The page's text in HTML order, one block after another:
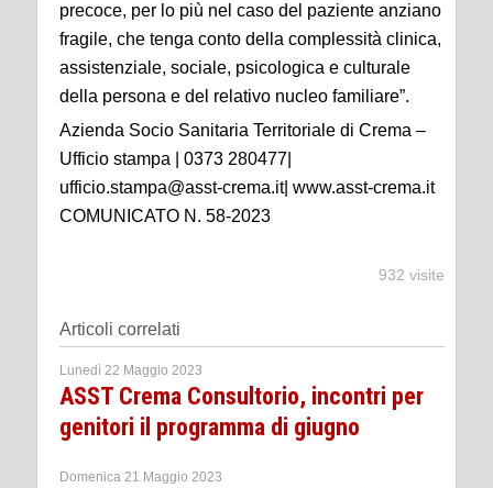
precoce, per lo più nel caso del paziente anziano
fragile, che tenga conto della complessità clinica,
assistenziale, sociale, psicologica e culturale
della persona e del relativo nucleo familiare”.
Azienda Socio Sanitaria Territoriale di Crema –
Ufficio stampa | 0373 280477|
ufficio.stampa@asst-crema.it| www.asst-crema.it
COMUNICATO N. 58-2023
932 visite
Articoli correlati
Lunedì 22 Maggio 2023
ASST Crema Consultorio, incontri per
genitori il programma di giugno
Domenica 21 Maggio 2023